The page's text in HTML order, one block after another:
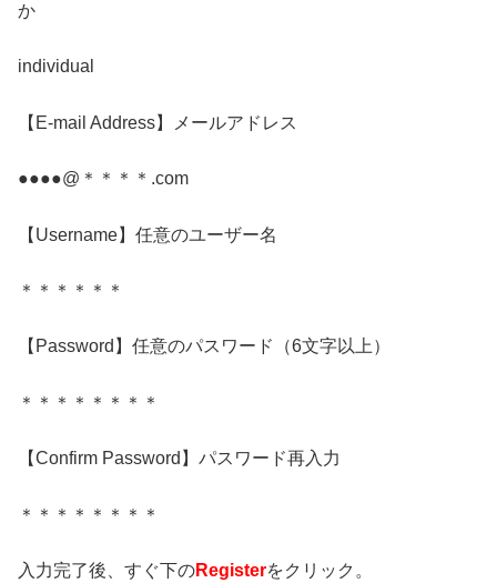
か
individual
【E-mail Address】メールアドレス
●●●●@＊＊＊＊.com
【Username】任意のユーザー名
＊＊＊＊＊＊
【Password】任意のパスワード（6文字以上）
＊＊＊＊＊＊＊＊
【Confirm Password】パスワード再入力
＊＊＊＊＊＊＊＊
入力完了後、すぐ下のRegisterをクリック。